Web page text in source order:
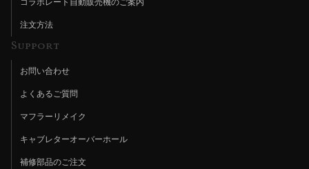
コラボレート自動販売機のご案内
注文方法
Support
お問い合わせ
よくあるご質問
マフラーリメイク
キャブレターオーバーホール
補修部品のご注文